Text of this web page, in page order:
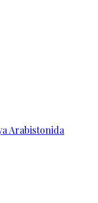
Arabistonida